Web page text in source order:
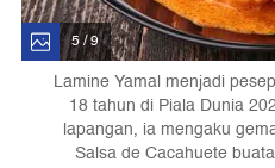
5 / 9
Lamine Yamal menjadi
18 tahun di Piala Dunia
lapangan, ia mengaku
Salsa de Cacahuete